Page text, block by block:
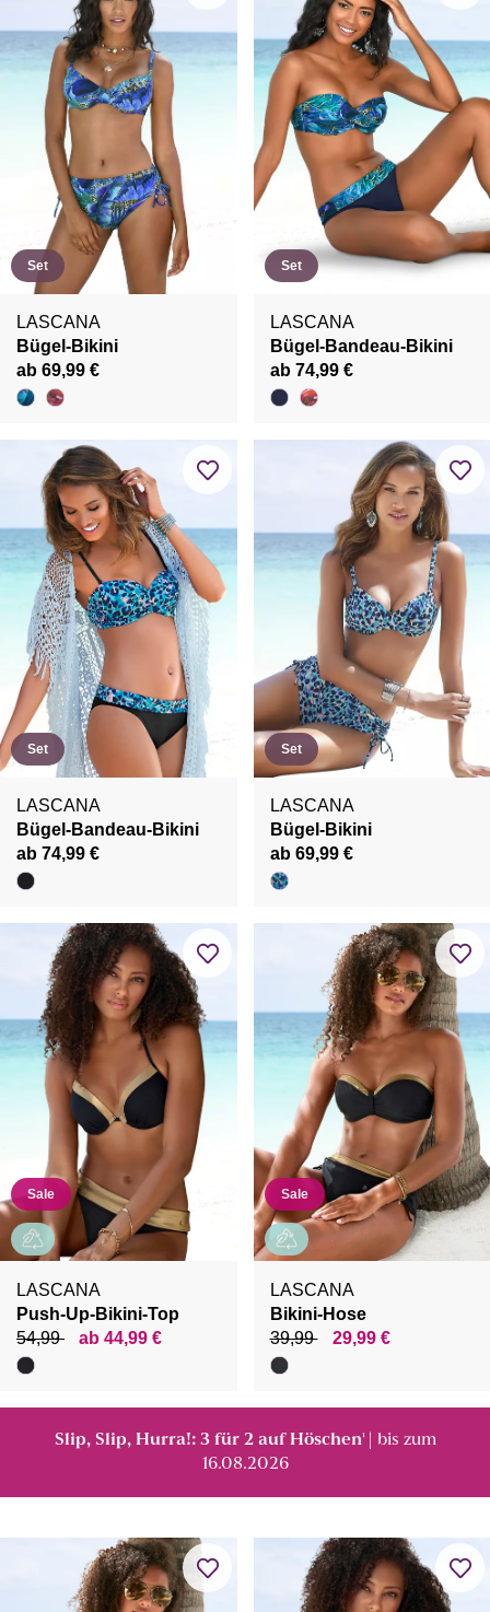
Set
LASCANA
Bügel-Bikini
ab 69,99 €
Set
LASCANA
Bügel-Bandeau-Bikini
ab 74,99 €
Set
LASCANA
Bügel-Bandeau-Bikini
ab 74,99 €
Set
LASCANA
Bügel-Bikini
ab 69,99 €
Sale
LASCANA
Push-Up-Bikini-Top
54,99
ab 44,99 €
Sale
LASCANA
Bikini-Hose
39,99
29,99 €
Slip, Slip, Hurra!: 3 für 2 auf Höschen¹
| bis zum
16.08.2026